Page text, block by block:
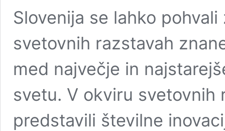
Slovenija se lahko
svetovnih razstavah
med največje in
svetu. V okviru svetovnih
predstavili številne